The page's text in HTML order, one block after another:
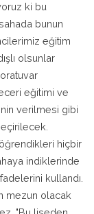
ki bu
bunun
eğitim
olsunlar
eğitimi ve
verilmesi gibi
hiçbir
indiklerinde
kullandı.
mezun olacak